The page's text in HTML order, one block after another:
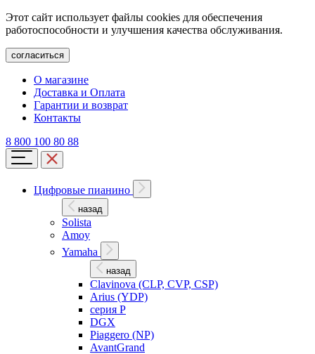
Этот сайт использует файлы cookies для обеспечения
работоспособности и улучшения качества обслуживания.
согласиться
О магазине
Доставка и Оплата
Гарантии и возврат
Контакты
8 800 100 80 88
Цифровые пианино
назад
Solista
Amoy
Yamaha
назад
Clavinova (CLP, CVP, CSP)
Arius (YDP)
серия P
DGX
Piaggero (NP)
AvantGrand